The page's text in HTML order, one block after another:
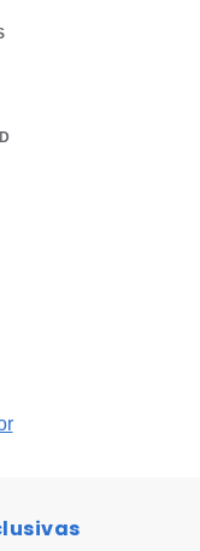
Opens in a new tab.